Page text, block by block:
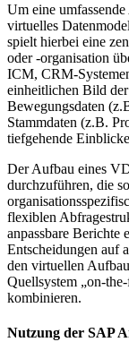
Um eine
virtuelles
spielt hierbei eine
oder -organisation
ICM, CRM-
einheitlichen Bild
Bewegungsdaten
Stammdaten (z.B.
tiefgehende
Der Aufbau eines
durchzuführen, die
flexiblen
anpassbare Berichte
Entscheidungen auf
den virtuellen
Quellsystem „on-
kombinieren.
Nutzung der SAP